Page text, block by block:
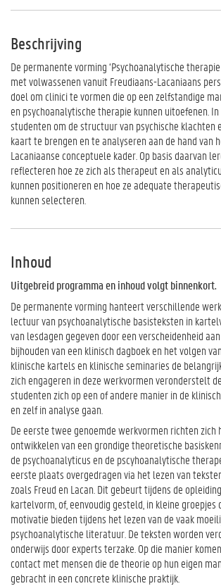
Beschrijving
De permanente vorming ‘Psychoanalytische
met volwassenen vanuit Freudiaans-Lacaniaans
doel om clinici te vormen die op een zelfstandige
en psychoanalytische therapie kunnen uitoefenen.
studenten om de structuur van psychische klachten
kaart te brengen en te analyseren aan de hand van
Lacaniaanse conceptuele kader. Op basis daarvan
reflecteren hoe ze zich als therapeut en als
kunnen positioneren en hoe ze adequate
kunnen selecteren.
Inhoud
Uitgebreid programma en inhoud volgt binnenkort.
De permanente vorming hanteert verschillende
lectuur van psychoanalytische basisteksten in
van lesdagen gegeven door een verscheidenheid
bijhouden van een klinisch dagboek en het volgen
klinische kartels en klinische seminaries de
zich engageren in deze werkvormen veronderstelt
studenten zich op een of andere manier in de
en zelf in analyse gaan.
De eerste twee genoemde werkvormen richten zich
ontwikkelen van een grondige theoretische
de psychoanalyticus en de pscyhoanalytische
eerste plaats overgedragen via het lezen van
zoals Freud en Lacan. Dit gebeurt tijdens de
kartelvorm, of, eenvoudig gesteld, in kleine groepjes
motivatie bieden tijdens het lezen van de vaak
psychoanalytische literatuur. De teksten worden
onderwijs door experts terzake. Op die manier
contact met mensen die de theorie op hun eigen
gebracht in een concrete klinische praktijk.